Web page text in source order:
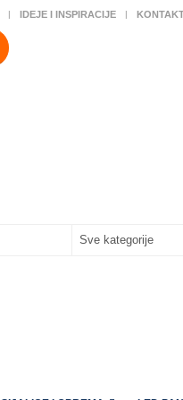
IDEJE I INSPIRACIJE